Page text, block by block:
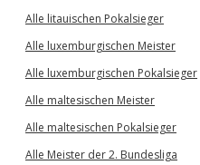
Alle litauischen Pokalsieger
Alle luxemburgischen Meister
Alle luxemburgischen Pokalsieger
Alle maltesischen Meister
Alle maltesischen Pokalsieger
Alle Meister der 2. Bundesliga